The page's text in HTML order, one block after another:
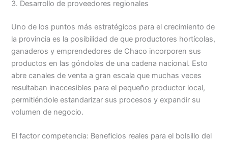
3. Desarrollo de proveedores regionales
Uno de los puntos más estratégicos para el crecimiento de
la provincia es la posibilidad de que productores hortícolas,
ganaderos y emprendedores de Chaco incorporen sus
productos en las góndolas de una cadena nacional. Esto
abre canales de venta a gran escala que muchas veces
resultaban inaccesibles para el pequeño productor local,
permitiéndole estandarizar sus procesos y expandir su
volumen de negocio.
El factor competencia: Beneficios reales para el bolsillo del